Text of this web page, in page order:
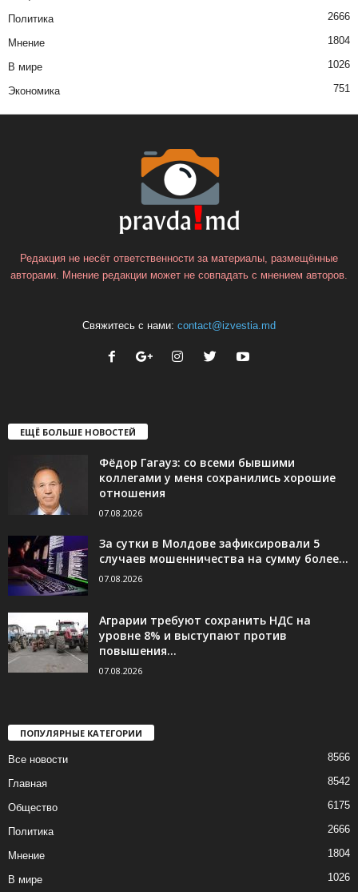
Политика 2666
Мнение 1804
В мире 1026
Экономика 751
Редакция не несёт ответственности за материалы, размещённые
авторами. Мнение редакции может не совпадать с мнением авторов.
Свяжитесь с нами: contact@izvestia.md
ЕЩЁ БОЛЬШЕ НОВОСТЕЙ
Фёдор Гагауз: со всеми бывшими
коллегами у меня сохранились хорошие
отношения
07.08.2026
За сутки в Молдове зафиксировали 5
случаев мошенничества на сумму более...
07.08.2026
Аграрии требуют сохранить НДС на
уровне 8% и выступают против
повышения...
07.08.2026
ПОПУЛЯРНЫЕ КАТЕГОРИИ
Все новости 8566
Главная 8542
Общество 6175
Политика 2666
Мнение 1804
В мире 1026